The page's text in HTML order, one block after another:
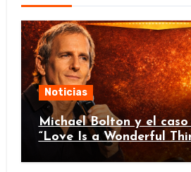
Noticias
Michael Bolton y el
“Love Is a Wonderful